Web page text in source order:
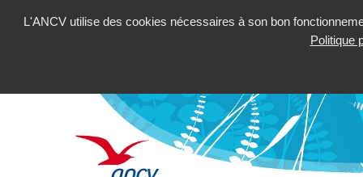
L'ANCV utilise des cookies nécessaires à son bon
Politique